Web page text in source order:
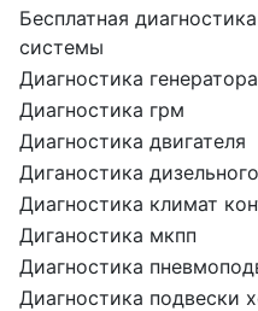
Бесплатная
системы
Диагностика генератора
Диагностика грм
Диагностика двигателя
Диганостика
Диагностика климат
Диганостика мкпп
Диагностика
Диагностика подвески